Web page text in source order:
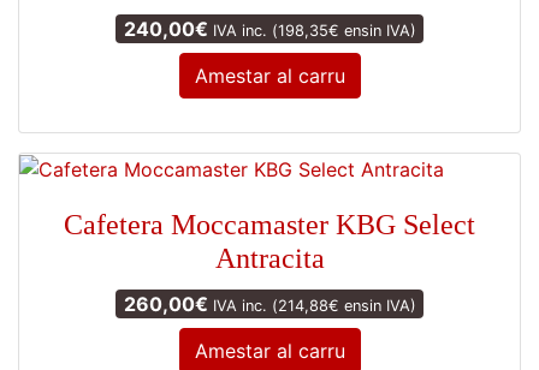
240,00€ IVA inc. (198,35€ ensin IVA)
Amestar al carru
Cafetera Moccamaster KBG Select
Antracita
260,00€ IVA inc. (214,88€ ensin IVA)
Amestar al carru